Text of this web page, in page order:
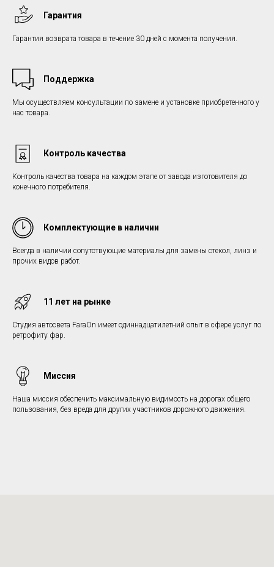
Гарантия
Гарантия возврата товара в течение 30 дней с момента получения.
Поддержка
Мы осуществляем консультации по замене и установке приобретенного у
нас товара.
Контроль качества
Контроль качества товара на каждом этапе от завода изготовителя до
конечного потребителя.
Комплектующие в наличии
Всегда в наличии сопутствующие материалы для замены стекол, линз и
прочих видов работ.
11 лет на рынке
Студия автосвета FaraOn имеет одиннадцатилетний опыт в сфере услуг по
ретрофиту фар.
Миссия
Наша миссия обеспечить максимальную видимость на дорогах общего
пользования, без вреда для других участников дорожного движения.